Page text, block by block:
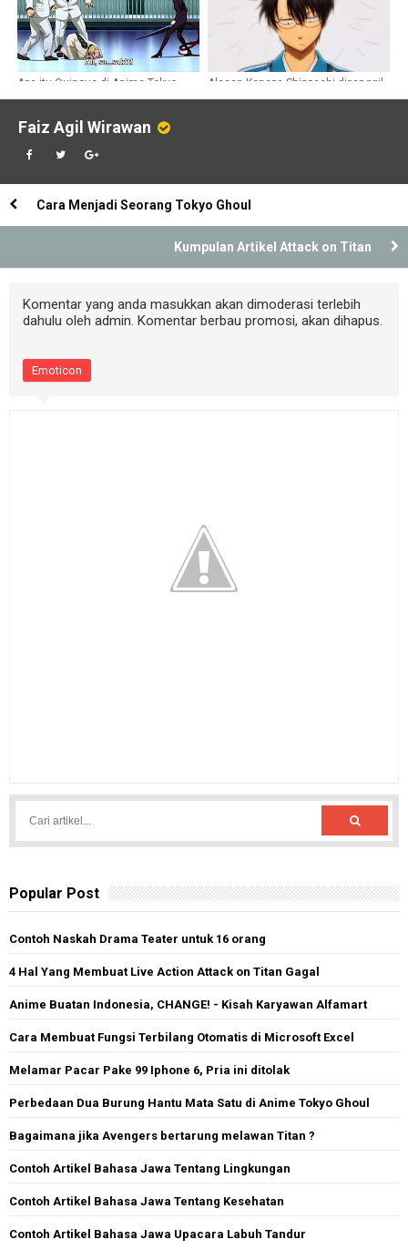
Apa itu Quinque di Anime Tokyo
Alasan Kenapa Shinpachi dipanggil
Faiz Agil Wirawan
Cara Menjadi Seorang Tokyo Ghoul
Kumpulan Artikel Attack on Titan
Komentar yang anda masukkan akan dimoderasi terlebih
dahulu oleh admin. Komentar berbau promosi, akan dihapus.
Emoticon
Popular Post
Contoh Naskah Drama Teater untuk 16 orang
4 Hal Yang Membuat Live Action Attack on Titan Gagal
Anime Buatan Indonesia, CHANGE! - Kisah Karyawan Alfamart
Cara Membuat Fungsi Terbilang Otomatis di Microsoft Excel
Melamar Pacar Pake 99 Iphone 6, Pria ini ditolak
Perbedaan Dua Burung Hantu Mata Satu di Anime Tokyo Ghoul
Bagaimana jika Avengers bertarung melawan Titan ?
Contoh Artikel Bahasa Jawa Tentang Lingkungan
Contoh Artikel Bahasa Jawa Tentang Kesehatan
Contoh Artikel Bahasa Jawa Upacara Labuh Tandur